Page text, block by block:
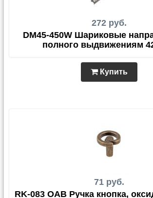
272 руб.
DM45-450W Шариковые
полного выдвижениям
Купить
71 руб.
RK-083 OAB Ручка кнопка,